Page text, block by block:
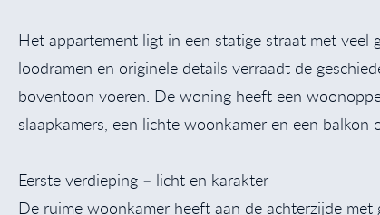
Het appartement ligt in een statige straat met veel
loodramen en originele details verraadt de
boventoon voeren. De woning heeft een
slaapkamers, een lichte woonkamer en een balkon
Eerste verdieping – licht en karakter
De ruime woonkamer heeft aan de achterzijde